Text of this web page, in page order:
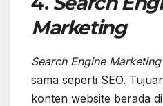
Marketing
Search Engine Marketing
sama seperti SEO.
konten website berada